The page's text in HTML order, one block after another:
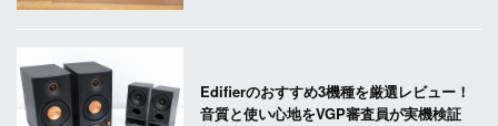
Edifierのおすすめ3機種を厳選レビュー！
音質と使い心地をVGP審査員が実機検証